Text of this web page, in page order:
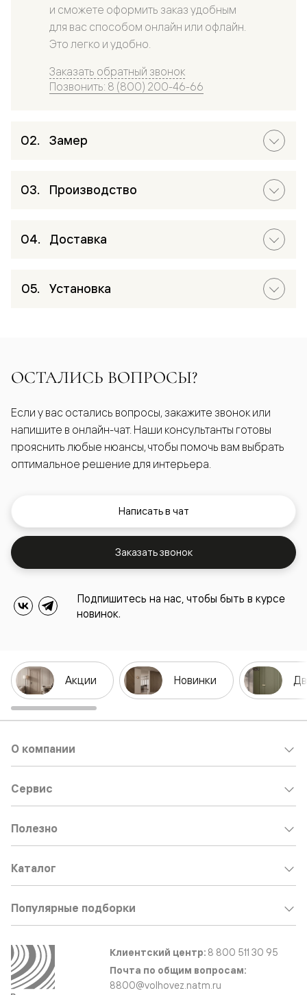
и сможете оформить заказ удобным
для вас способом онлайн или офлайн.
Это легко и удобно.
Заказать обратный звонок
Позвонить: 8 (800) 200-46-66
Замер
Производство
Доставка
Установка
ОСТАЛИСЬ ВОПРОСЫ?
Если у вас остались вопросы, закажите звонок или
напишите в онлайн-чат. Наши консультанты готовы
прояснить любые нюансы, чтобы помочь вам выбрать
оптимальное решение для интерьера.
Написать в чат
Заказать звонок
Подпишитесь на нас, чтобы быть в курсе
новинок.
Акции Новинки
О компании
Сервис
Полезно
Каталог
Популярные подборки
Клиентский центр: 8 800 511 30 95
Почта по общим вопросам:
8800@volhovez.natm.ru